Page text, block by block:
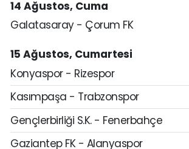
14 Ağustos, Cuma
Galatasaray - Çorum FK
15 Ağustos, Cumartesi
Konyaspor - Rizespor
Kasımpaşa - Trabzonspor
Gençlerbirliği S.K. - Fenerbahçe
Gaziantep FK - Alanyaspor